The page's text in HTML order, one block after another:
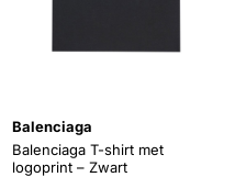
Balenciaga
Balenciaga T-shirt met
logoprint – Zwart